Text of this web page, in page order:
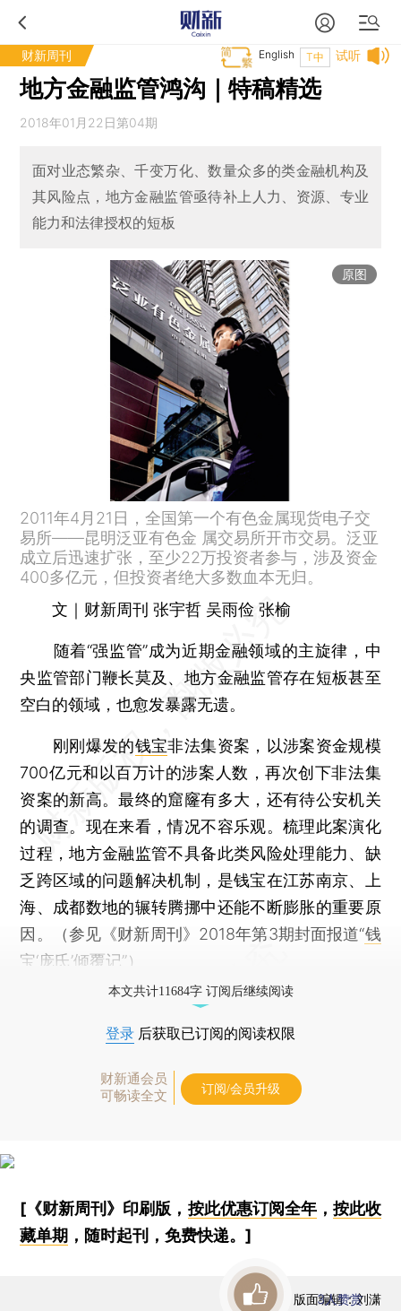
财新周刊 试听
T中
English
地方金融监管鸿沟｜特稿精选
2018年01月22日第04期
面对业态繁杂、千变万化、数量众多的类金融机构及
其风险点，地方金融监管亟待补上人力、资源、专业
能力和法律授权的短板
原图
2011年4月21日，全国第一个有色金属现货电子交
易所——昆明泛亚有色金 属交易所开市交易。泛亚
成立后迅速扩张，至少22万投资者参与，涉及资金
400多亿元，但投资者绝大多数血本无归。
文｜财新周刊 张宇哲 吴雨俭 张榆
随着“强监管”成为近期金融领域的主旋律，中
央监管部门鞭长莫及、地方金融监管存在短板甚至
空白的领域，也愈发暴露无遗。
刚刚爆发的钱宝非法集资案，以涉案资金规模
700亿元和以百万计的涉案人数，再次创下非法集
资案的新高。最终的窟窿有多大，还有待公安机关
的调查。现在来看，情况不容乐观。梳理此案演化
过程，地方金融监管不具备此类风险处理能力、缺
乏跨区域的问题解决机制，是钱宝在江苏南京、上
海、成都数地的辗转腾挪中还能不断膨胀的重要原
因。（参见《财新周刊》2018年第3期封面报道“钱
宝‘庞氏’倾覆记”）
本文共计11684字 订阅后继续阅读
登录 后获取已订阅的阅读权限
财新通会员
可畅读全文
订阅/会员升级
[《财新周刊》印刷版， 按此优惠订阅全年， 按此收
藏单期 ，随时起刊，免费快递。]
版面编辑：刘潇
3人赞赏